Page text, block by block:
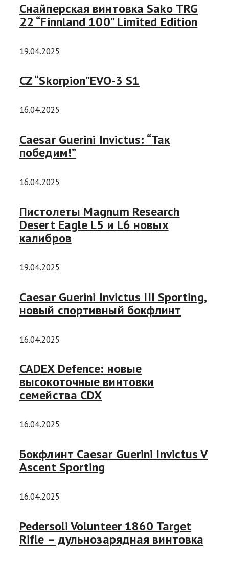
Снайперская винтовка Sako TRG
22 “Finnland 100” Limited Edition
19.04.2025
CZ “Skorpion”EVO-3 S1
16.04.2025
Caesar Guerini Invictus: “Так
победим!”
16.04.2025
Пистолеты Magnum Research
Desert Eagle L5 и L6 новых
калибров
19.04.2025
Caesar Guerini Invictus III Sporting,
новый спортивный бокфлинт
16.04.2025
CADEX Defence: новые
высокоточные винтовки
семейства CDX
16.04.2025
Бокфлинт Caesar Guerini Invictus V
Ascent Sporting
16.04.2025
Pedersoli Volunteer 1860 Target
Rifle – дульнозарядная винтовка